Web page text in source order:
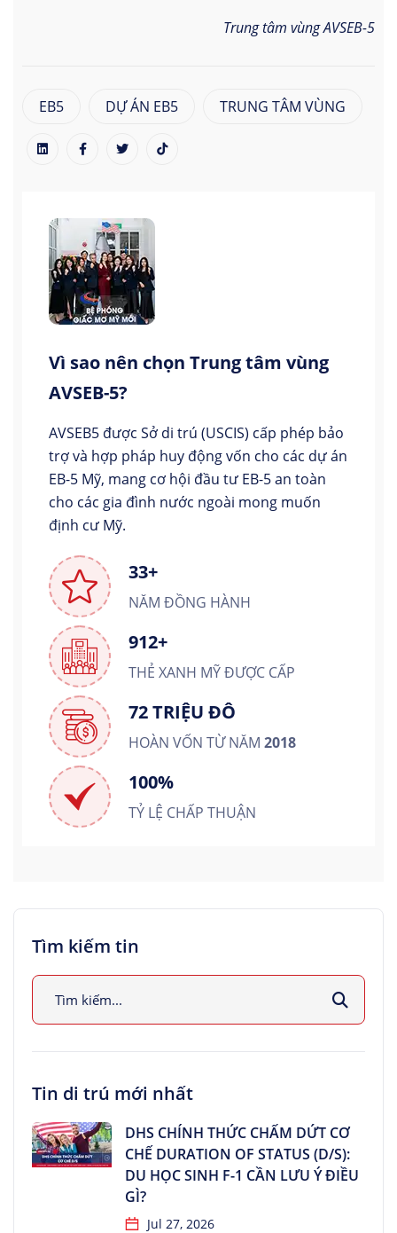
Trung tâm vùng AVSEB-5
EB5 DỰ ÁN EB5 TRUNG TÂM VÙNG
Vì sao nên chọn Trung tâm vùng
AVSEB-5?
AVSEB5 được Sở di trú (USCIS) cấp phép bảo
trợ và hợp pháp huy động vốn cho các dự án
EB-5 Mỹ, mang cơ hội đầu tư EB-5 an toàn
cho các gia đình nước ngoài mong muốn
định cư Mỹ.
33+
NĂM ĐỒNG HÀNH
912+
THẺ XANH MỸ ĐƯỢC CẤP
72 TRIỆU ĐÔ
HOÀN VỐN TỪ NĂM 2018
100%
TỶ LỆ CHẤP THUẬN
Tìm kiếm tin
Tin di trú mới nhất
DHS CHÍNH THỨC CHẤM DỨT CƠ
CHẾ DURATION OF STATUS (D/S):
DU HỌC SINH F-1 CẦN LƯU Ý ĐIỀU
GÌ?
Jul 27, 2026